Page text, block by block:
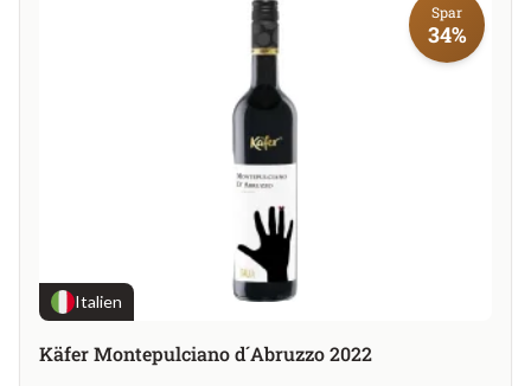
Spar
34%
Italien
Käfer Montepulciano d´Abruzzo 2022